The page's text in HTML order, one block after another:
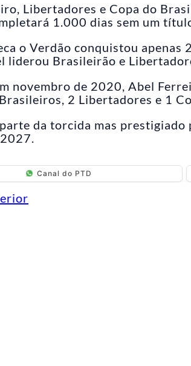
Libertadores e Copa do
1.000 dias sem um
o Verdão conquistou
liderou Brasileirão e
novembro de 2020, Abel
2 Libertadores e 1
da torcida mas
Canal do PTD